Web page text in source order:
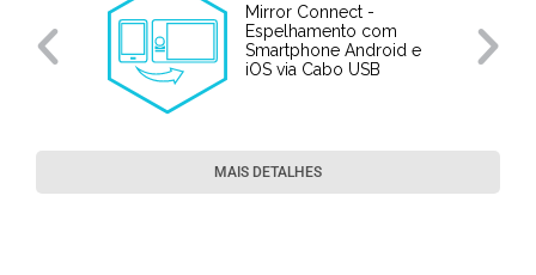
Mirror Connect -
Espelhamento com
Smartphone Android e
iOS via Cabo USB
MAIS DETALHES